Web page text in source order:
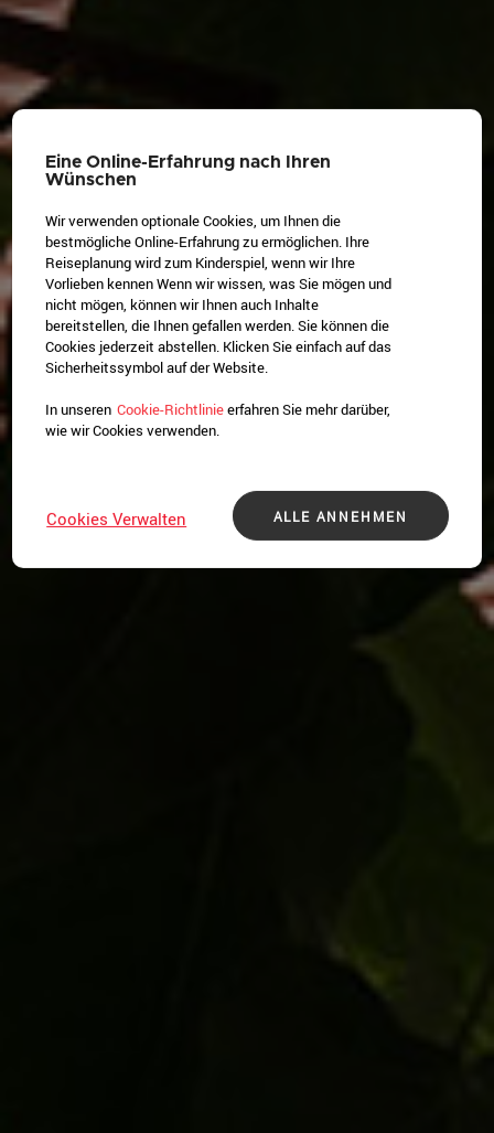
Eine Online-Erfahrung nach Ihren
Wünschen
Wir verwenden optionale Cookies, um Ihnen die
bestmögliche Online-Erfahrung zu ermöglichen. Ihre
Reiseplanung wird zum Kinderspiel, wenn wir Ihre
Vorlieben kennen Wenn wir wissen, was Sie mögen und
nicht mögen, können wir Ihnen auch Inhalte
bereitstellen, die Ihnen gefallen werden. Sie können die
Cookies jederzeit abstellen. Klicken Sie einfach auf das
Sicherheitssymbol auf der Website.
In unseren Cookie-Richtlinieerfahren Sie mehr darüber,
wie wir Cookies verwenden.
ALLE ANNEHMEN
Cookies Verwalten